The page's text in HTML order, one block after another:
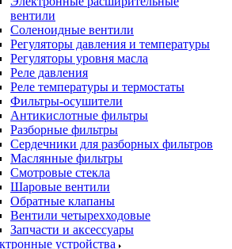
вентили
Соленоидные вентили
Регуляторы давления и температуры
Регуляторы уровня масла
Реле давления
Реле температуры и термостаты
Фильтры-осушители
Антикислотные фильтры
Разборные фильтры
Сердечники для разборных фильтров
Маслянные фильтры
Смотровые стекла
Шаровые вентили
Обратные клапаны
Вентили четырехходовые
Запчасти и аксессуары
устройства